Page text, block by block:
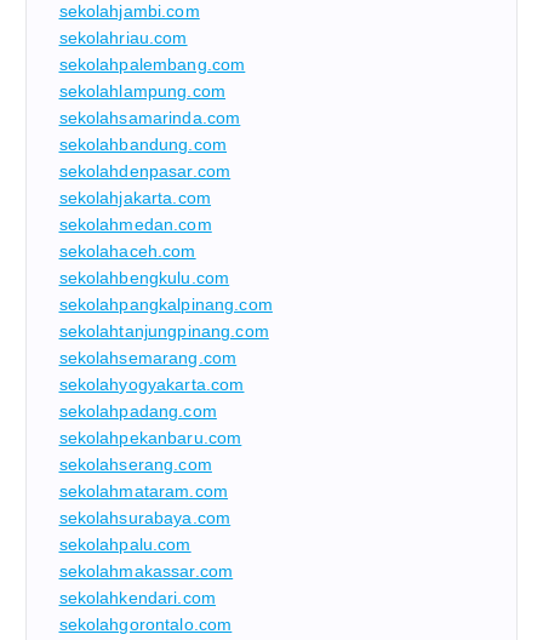
sekolahjambi.com
sekolahriau.com
sekolahpalembang.com
sekolahlampung.com
sekolahsamarinda.com
sekolahbandung.com
sekolahdenpasar.com
sekolahjakarta.com
sekolahmedan.com
sekolahaceh.com
sekolahbengkulu.com
sekolahpangkalpinang.com
sekolahtanjungpinang.com
sekolahsemarang.com
sekolahyogyakarta.com
sekolahpadang.com
sekolahpekanbaru.com
sekolahserang.com
sekolahmataram.com
sekolahsurabaya.com
sekolahpalu.com
sekolahmakassar.com
sekolahkendari.com
sekolahgorontalo.com